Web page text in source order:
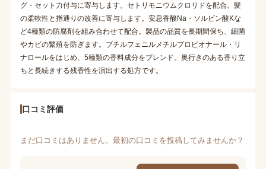
グ・セット力付与に寄与します。セトリモニウムクロリドを配合。髪
の柔軟性と指通りの改善に寄与します。安息香酸Na・ソルビン酸Kな
ど4種類の防腐剤を組み合わせて配合。製品の品質を長期間保ち、細菌
やカビの繁殖を防ぎます。ブチルフェニルメチルプロピオナール・リ
ナロールをはじめ、5種類の香料成分をブレンド。奥行きのある香り立
ちと長続きする残香性を演出する処方です。
口コミ評価
まだ口コミはありません。最初の口コミを投稿してみませんか？